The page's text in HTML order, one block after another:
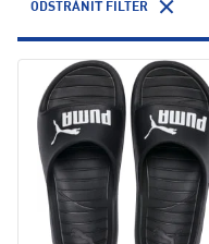
ODSTRÁNIŤ FILTER